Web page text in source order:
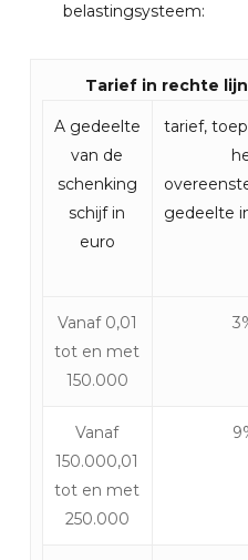
belastingsysteem:
Tarief in rechte
A gedeelte
van de
schenking
schijf in
euro
tarief,
gedeelte
Vanaf 0,01
tot en met
150.000
Vanaf
150.000,01
tot en met
250.000